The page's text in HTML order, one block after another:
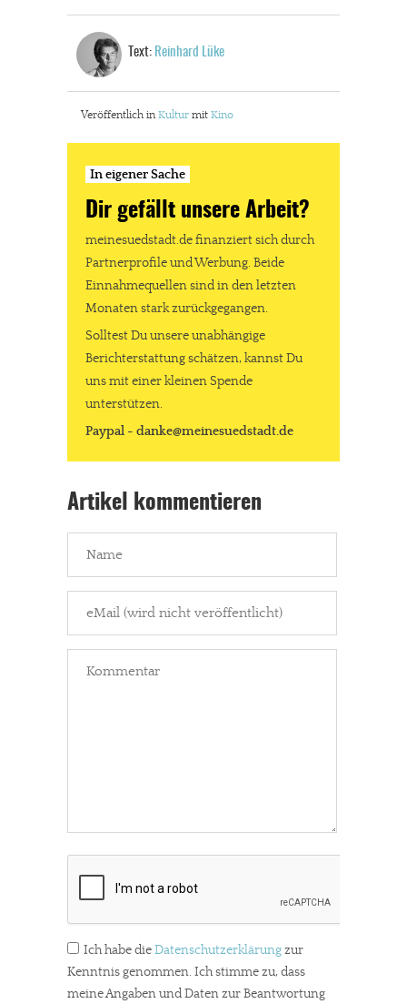
Text: Reinhard Lüke
Veröffentlich in Kultur mit Kino
In eigener Sache
Dir gefällt unsere Arbeit?
meinesuedstadt.de finanziert sich durch
Partnerprofile und Werbung. Beide
Einnahmequellen sind in den letzten
Monaten stark zurückgegangen.
Solltest Du unsere unabhängige
Berichterstattung schätzen, kannst Du
uns mit einer kleinen Spende
unterstützen.
Paypal - danke@meinesuedstadt.de
Artikel kommentieren
Ich habe dieDatenschutzerklärungzur
Kenntnis genommen. Ich stimme zu, dass
meine Angaben und Daten zur Beantwortung